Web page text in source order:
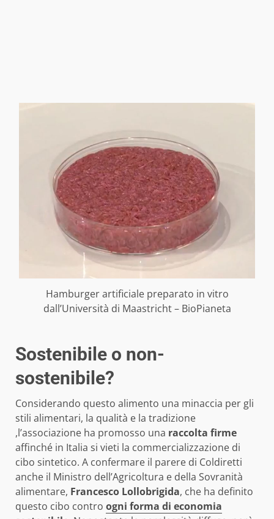
Hamburger artificiale preparato in vitro
dall’Università di Maastricht – BioPianeta
Sostenibile o non-
sostenibile?
Considerando questo alimento una minaccia per gli
stili alimentari, la qualità e la tradizione
,l’associazione ha promosso una raccolta firme
affinché in Italia si vieti la commercializzazione di
cibo sintetico. A confermare il parere di Coldiretti
anche il Ministro dell’Agricoltura e della Sovranità
alimentare, Francesco Lollobrigida, che ha definito
questo cibo contro ogni forma di economia